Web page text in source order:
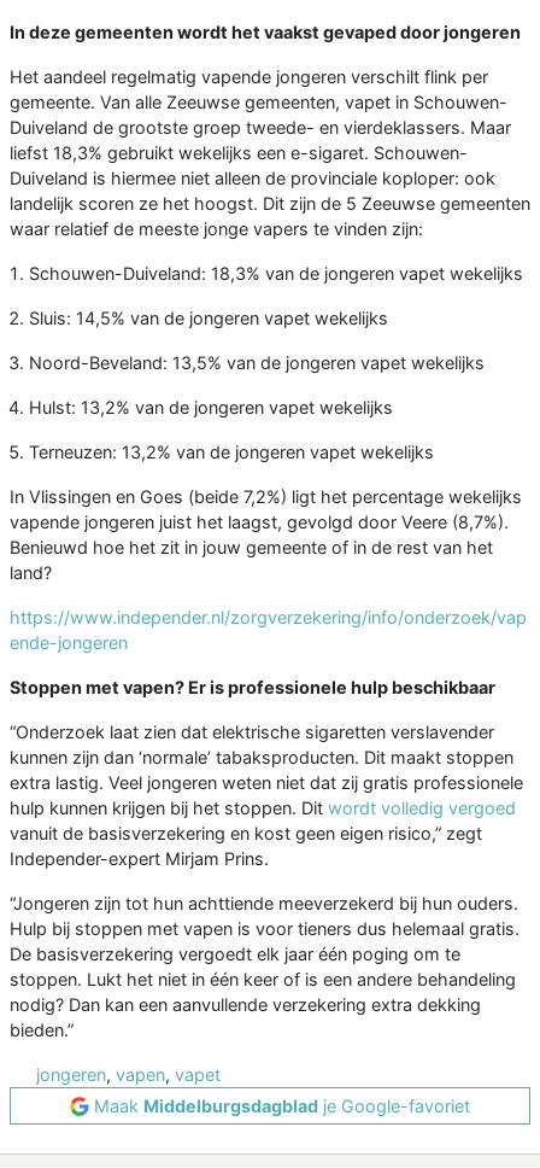
In deze gemeenten wordt het vaakst gevaped door jongeren
Het aandeel regelmatig vapende jongeren verschilt flink per
gemeente. Van alle Zeeuwse gemeenten, vapet in Schouwen-
Duiveland de grootste groep tweede- en vierdeklassers. Maar
liefst 18,3% gebruikt wekelijks een e-sigaret. Schouwen-
Duiveland is hiermee niet alleen de provinciale koploper: ook
landelijk scoren ze het hoogst. Dit zijn de 5 Zeeuwse gemeenten
waar relatief de meeste jonge vapers te vinden zijn:
Schouwen-Duiveland: 18,3% van de jongeren vapet wekelijks
Sluis: 14,5% van de jongeren vapet wekelijks
Noord-Beveland: 13,5% van de jongeren vapet wekelijks
Hulst: 13,2% van de jongeren vapet wekelijks
Terneuzen: 13,2% van de jongeren vapet wekelijks
In Vlissingen en Goes (beide 7,2%) ligt het percentage wekelijks
vapende jongeren juist het laagst, gevolgd door Veere (8,7%).
Benieuwd hoe het zit in jouw gemeente of in de rest van het
land?
https://www.independer.nl/zorgverzekering/info/onderzoek/vap
ende-jongeren
Stoppen met vapen? Er is professionele hulp beschikbaar
“Onderzoek laat zien dat elektrische sigaretten verslavender
kunnen zijn dan ‘normale’ tabaksproducten. Dit maakt stoppen
extra lastig. Veel jongeren weten niet dat zij gratis professionele
hulp kunnen krijgen bij het stoppen. Dit wordt volledig vergoed
vanuit de basisverzekering en kost geen eigen risico,” zegt
Independer-expert Mirjam Prins.
“Jongeren zijn tot hun achttiende meeverzekerd bij hun ouders.
Hulp bij stoppen met vapen is voor tieners dus helemaal gratis.
De basisverzekering vergoedt elk jaar één poging om te
stoppen. Lukt het niet in één keer of is een andere behandeling
nodig? Dan kan een aanvullende verzekering extra dekking
bieden.”
jongeren, vapen, vapet
Maak Middelburgsdagblad je Google-favoriet